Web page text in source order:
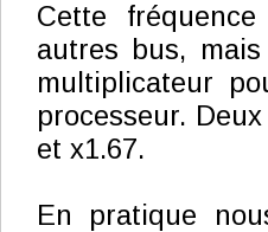
Cette
autres bus,
multiplicateur
processeur.
et x1.67.
En pratique